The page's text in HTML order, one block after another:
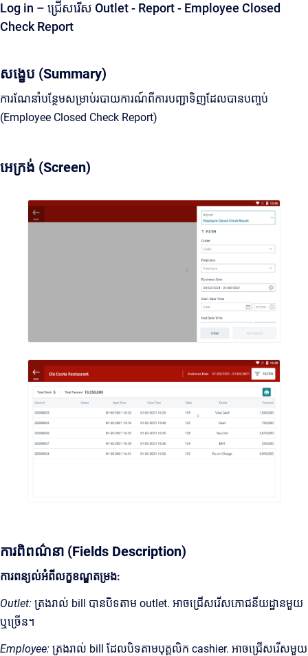
Log in – ជ្រើសរើស Outlet - Report - Employee Closed
Check Report
សង្ខេប (Summary)
ការណែនាំបន្ថែមសម្រាប់របាយការណ៍ពីការបញ្ជាទិញដែលបានបញ្ចប់
(Employee Closed Check Report)
អេក្រង់ (Screen)
ការពិពណ៌នា (Fields Description)
ការពន្យល់អំពីលក្ខខណ្ឌតម្រង:
Outlet: ត្រងរាល់ bill បានបិទតាម outlet. អាចជ្រើសរើសភោជនីយដ្ឋានមួយ
ឬច្រើន។
Employee: ត្រងរាល់ bill ដែលបិទតាមបុគ្គលិក cashier. អាចជ្រើសរើសមួយ